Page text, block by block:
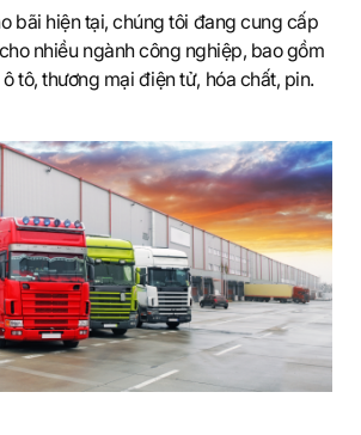
입
k
n
bãi hiện tại, chúng tôi đang cung cấp
nhiều ngành công nghiệp, bao gồm
tô, thương mại điện tử, hóa chất, pin.